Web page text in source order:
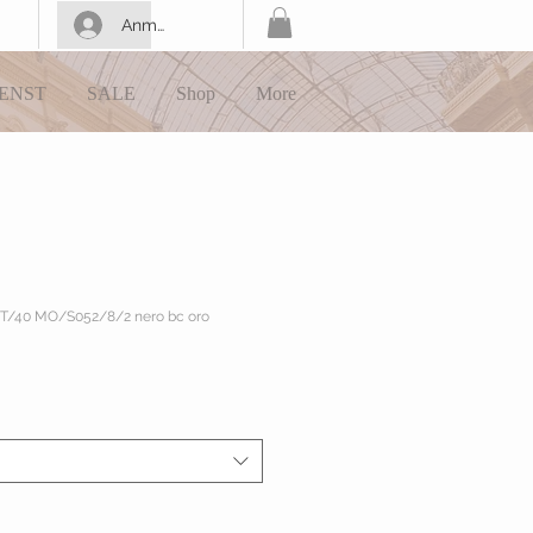
Anmelden
SALE Shop More
T/40 MO/S052/8/2 nero bc oro